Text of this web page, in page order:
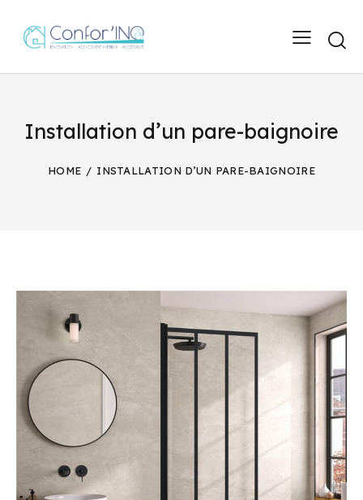
Installation d’un pare-baignoire
HOME INSTALLATION D’UN PARE-BAIGNOIRE